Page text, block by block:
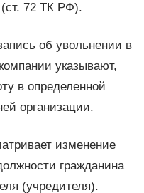
(ст. 72 ТК РФ).
об увольнении в
указывают,
в определенной
организации.
изменение
гражданина
(учредителя).